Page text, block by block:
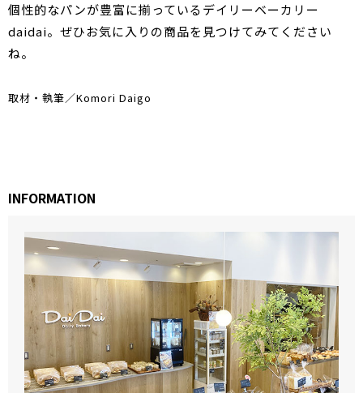
個性的なパンが豊富に揃っているデイリーベーカリー
daidai。ぜひお気に入りの商品を見つけてみてください
ね。
取材・執筆／Komori Daigo
INFORMATION